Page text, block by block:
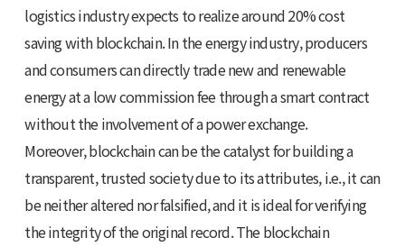
logistics industry expects to realize around 20% cost
saving with blockchain. In the energy industry, producers
and consumers can directly trade new and renewable
energy at a low commission fee through a smart contract
without the involvement of a power exchange.
Moreover, blockchain can be the catalyst for building a
transparent, trusted society due to its attributes, i.e., it can
be neither altered nor falsified, and it is ideal for verifying
the integrity of the original record. The blockchain